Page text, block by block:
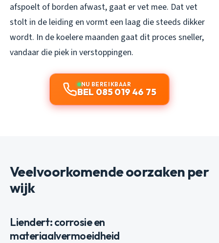
afspoelt of borden afwast, gaat er vet mee. Dat vet
stolt in de leiding en vormt een laag die steeds dikker
wordt. In de koelere maanden gaat dit proces sneller,
vandaar die piek in verstoppingen.
NU BEREIKBAAR
BEL 085 019 46 75
Veelvoorkomende oorzaken per
wijk
Liendert: corrosie en
materiaalvermoeidheid